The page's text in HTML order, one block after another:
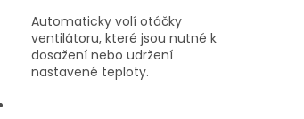
Automaticky volí otáčky
ventilátoru, které jsou nutné k
dosažení nebo udržení
nastavené teploty.